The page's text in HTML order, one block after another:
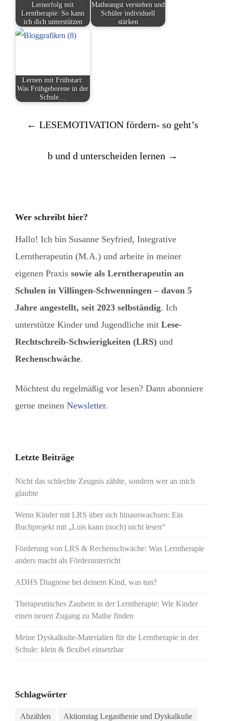
Lernerfolg mit
Lerntherapie: So kann
ich dich unterstützen
Matheangst verstehen und
Schüler individuell
stärken
Lernen mit Frühstart:
Was Frühgeborene in der
Schule…
navigation
← LESEMOTIVATION fördern- so geht’s
b und d unterscheiden lernen →
Wer schreibt hier?
Hallo! Ich bin Susanne Seyfried, Integrative
Lerntherapeutin (M.A.) und arbeite in meiner
eigenen Praxis sowie als Lerntherapeutin an
Schulen in Villingen-Schwenningen – davon 5
Jahre angestellt, seit 2023 selbständig. Ich
unterstütze Kinder und Jugendliche mit Lese-
Rechtschreib-Schwierigkeiten (LRS) und
Rechenschwäche.
Möchtest du regelmäßig vor lesen? Dann abonniere
gerne meinen Newsletter.
Letzte Beiträge
Nicht das schlechte Zeugnis zählte, sondern wer an mich
glaubte
Wenn Kinder mit LRS über sich hinauswachsen: Ein
Buchprojekt mit „Luis kann (noch) nicht lesen“
Förderung von LRS & Rechenschwäche: Was Lerntherapie
anders macht als Förderunterricht
ADHS Diagnose bei deinem Kind, was tun?
Therapeutisches Zaubern in der Lerntherapie: Wie Kinder
einen neuen Zugang zu Mathe finden
Meine Dyskalkulie-Materialien für die Lerntherapie in der
Schule: klein & flexibel einsetzbar
Schlagwörter
Abzählen Aktionstag Legasthenie und Dyskalkulie